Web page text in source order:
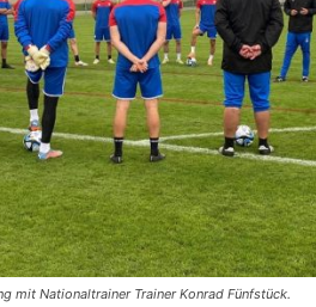
mit Nationaltrainer Trainer Konrad Fünfstück.